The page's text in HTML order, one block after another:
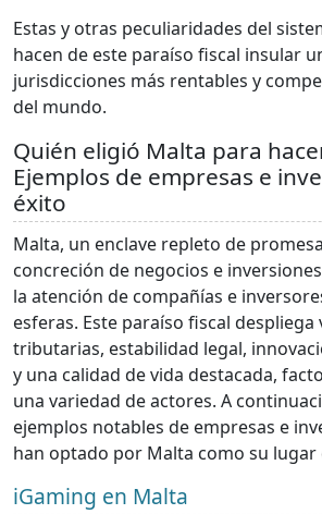
Estas y otras peculiaridades del
hacen de este paraíso fiscal insular
jurisdicciones más rentables y
del mundo.
Quién eligió Malta para
Ejemplos de empresas e
éxito
Malta, un enclave repleto de
concreción de negocios e
la atención de compañías e
esferas. Este paraíso fiscal despliega
tributarias, estabilidad legal,
y una calidad de vida destacada,
una variedad de actores. A
ejemplos notables de empresas e
han optado por Malta como su lugar
iGaming en Malta